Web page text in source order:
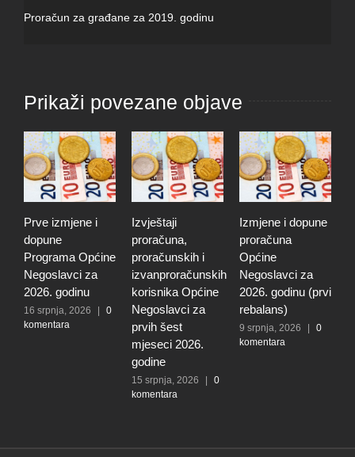
Proračun za građane za 2019. godinu
Prikaži povezane objave
Prve izmjene i
dopune
Programa Općine
Negoslavci za
2026. godinu
16 srpnja, 2026
0
komentara
Izvještaji
proračuna,
proračunskih i
izvanproračunskih
korisnika Općine
Negoslavci za
prvih šest
mjeseci 2026.
godine
15 srpnja, 2026
0
komentara
Izmjene i dopune
proračuna
Općine
Negoslavci za
2026. godinu (prvi
rebalans)
9 srpnja, 2026
0
komentara